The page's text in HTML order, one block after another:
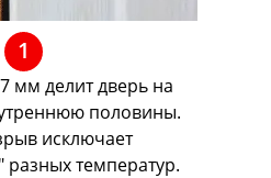
мм делит дверь на
половины.
исключает
разных температур.
1